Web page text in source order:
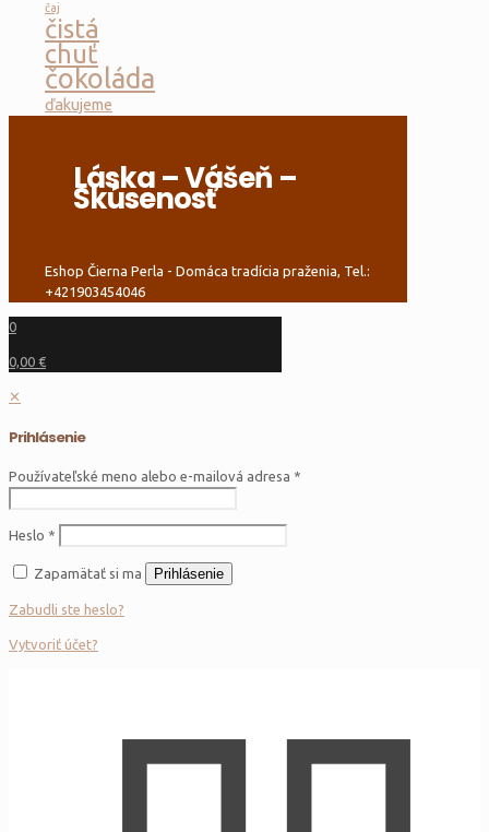
čaj
čistá
chuť
čokoláda
ďakujeme
Láska – Vášeň –
Skúsenosť
Eshop Čierna Perla - Domáca tradícia praženia, Tel.:
+421903454046
0
0,00 €
✕
Prihlásenie
Používateľské meno alebo e-mailová adresa *
Heslo *
Zapamätať si ma Prihlásenie
Zabudli ste heslo?
Vytvoriť účet?